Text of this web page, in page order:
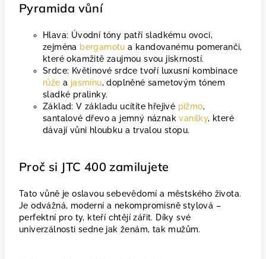
Pyramida vůní
Hlava: Úvodní tóny patří sladkému ovoci,
zejména bergamotu a kandovanému pomeranči,
které okamžitě zaujmou svou jiskrností.
Srdce: Květinové srdce tvoří luxusní kombinace
růže a jasmínu, doplněné sametovým tónem
sladké pralinky.
Základ: V základu ucítíte hřejivé pižmo,
santalové dřevo a jemný náznakvanilky, které
dávají vůni hloubku a trvalou stopu.
Proč si JTC 400 zamilujete
Tato vůně je oslavou sebevědomí a městského života.
Je odvážná, moderní a nekompromisně stylová –
perfektní pro ty, kteří chtějí zářit. Díky své
univerzálnosti sedne jak ženám, tak mužům.